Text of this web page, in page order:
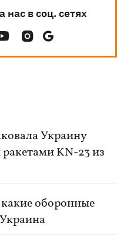
в соц. сетях
Украину
KN-23 из
оборонные